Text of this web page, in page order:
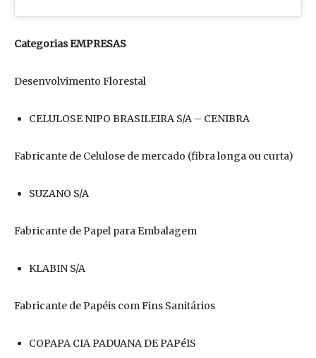
Categorias EMPRESAS
Desenvolvimento Florestal
CELULOSE NIPO BRASILEIRA S/A – CENIBRA
Fabricante de Celulose de mercado (fibra longa ou curta)
SUZANO S/A
Fabricante de Papel para Embalagem
KLABIN S/A
Fabricante de Papéis com Fins Sanitários
COPAPA CIA PADUANA DE PAPéIS